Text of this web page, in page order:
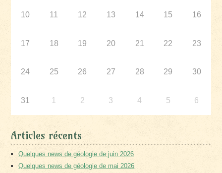
10 11 12 13 14 15 16
17 18 19 20 21 22 23
24 25 26 27 28 29 30
31 1 2 3 4 5 6
Articles récents
Quelques news de géologie de juin 2026
Quelques news de géologie de mai 2026